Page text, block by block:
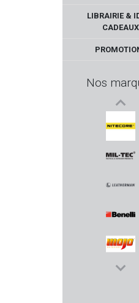
LIBRAIRIE &
CADEAUX
Nos
NITECORE
MIL-TEC
BENELLI
MOJO